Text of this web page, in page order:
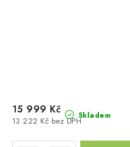
Skladem
13 222 Kč bez DPH
15 999 Kč